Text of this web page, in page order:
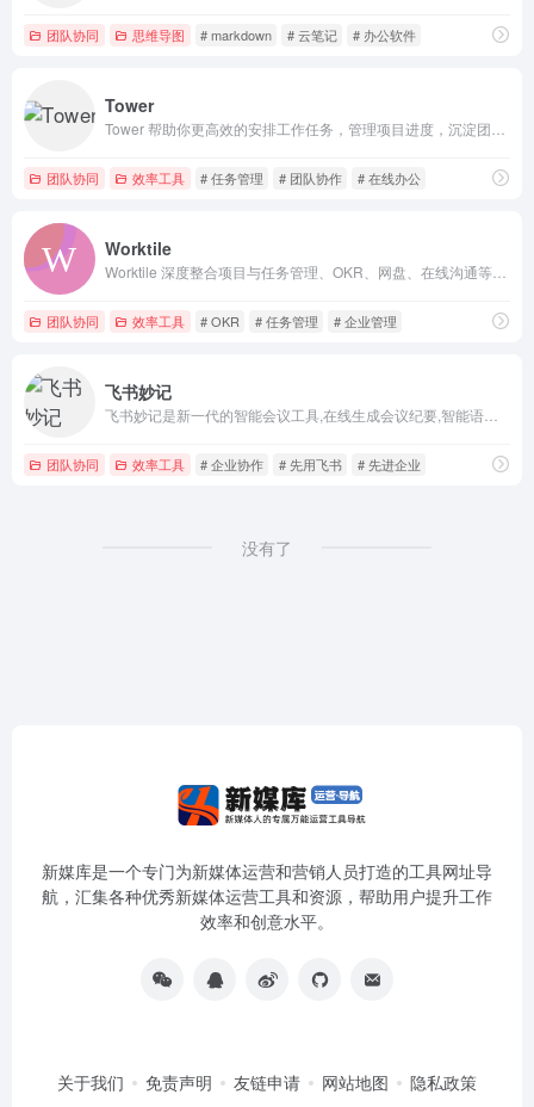
团队协同 思维导图 # markdown # 云笔记 # 办公软件
Tower
团队协同 效率工具 # 任务管理 # 团队协作 # 在线办公
Worktile
团队协同 效率工具 # OKR # 任务管理 # 企业管理
飞书妙记
团队协同 效率工具 # 企业协作 # 先用飞书 # 先进企业
没有了
新媒库是一个专门为新媒体运营和营销人员打造的工具网址导
航，汇集各种优秀新媒体运营工具和资源，帮助用户提升工作
效率和创意水平。
关于我们 免责声明 友链申请 网站地图 隐私政策